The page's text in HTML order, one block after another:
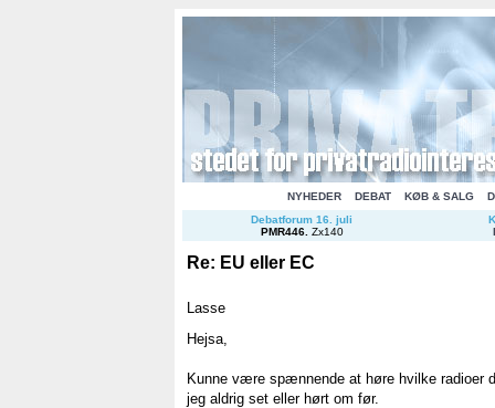
NYHEDER DEBAT KØB & SALG
Debatforum 16. juli
PMR446. Zx140
Re: EU eller EC
Lasse
Hejsa,
Kunne være spænnende at høre hvilke radioer
jeg aldrig set eller hørt om før.